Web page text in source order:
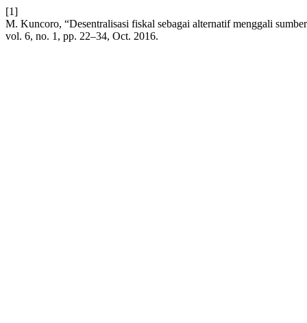
[1]
M. Kuncoro, “Desentralisasi fiskal sebagai alternatif menggali
vol. 6, no. 1, pp. 22–34, Oct. 2016.